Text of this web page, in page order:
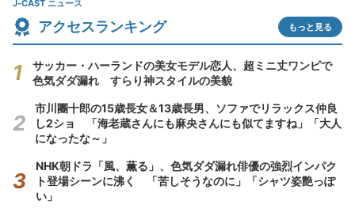
J-CAST ニュース
アクセスランキング もっと見る
サッカー・ハーランドの美女モデル恋人、超ミニ丈ワンピで
色気ダダ漏れ すらり神スタイルの美貌
市川團十郎の15歳長女＆13歳長男、ソファでリラックス仲良
し2ショ 「海老蔵さんにも麻央さんにも似てますね」「大人
になったな～」
NHK朝ドラ「風、薫る」、色気ダダ漏れ俳優の強烈インパク
ト登場シーンに沸く 「苦しそうなのに」「シャツ姿艶っぽ
い」